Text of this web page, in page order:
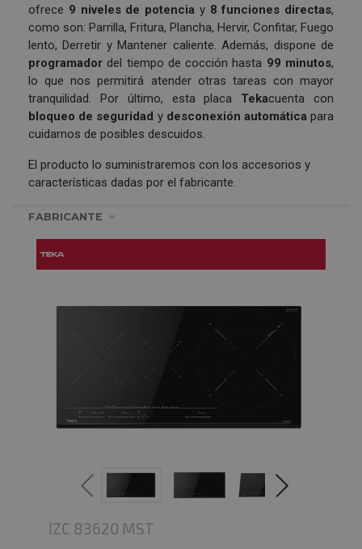
ofrece 9 niveles de potencia y 8 funciones directas,
como son: Parrilla, Fritura, Plancha, Hervir, Confitar, Fuego
lento, Derretir y Mantener caliente. Además, dispone de
programadordel tiempo de cocción hasta 99 minutos,
lo que nos permitirá atender otras tareas con mayor
tranquilidad. Por último, esta placa Tekacuenta con
bloqueo de seguridad y desconexión automáticapara
cuidarnos de posibles descuidos.
El producto lo suministraremos con los accesorios y
características dadas por el fabricante.
FABRICANTE
IZC 83620 MST